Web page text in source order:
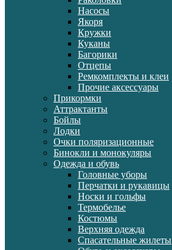
Насосы
Якоря
Кружки
Куканы
Багорики
Отцепы
Ремкомплекты и клеи
Прочие аксессуары
Прикормки
Аттрактанты
Бойлы
Лодки
Очки поляризационные
Бинокли и монокуляры
Одежда и обувь
Головные уборы
Перчатки и рукавицы
Носки и гольфы
Термобелье
Костюмы
Верхняя одежда
Спасательные жилеты